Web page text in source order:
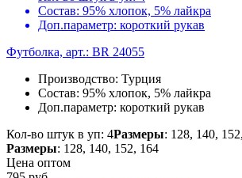
Состав: 95% хлопок, 5% лайкра
Доп.параметр: короткий рукав
Футболка, арт.: BR 24055
Производство: Турция
Состав: 95% хлопок, 5% лайкра
Доп.параметр: короткий рукав
Кол-во штук в уп: 4Размеры: 128, 140,
Размеры: 128, 140, 152, 164
Цена оптом